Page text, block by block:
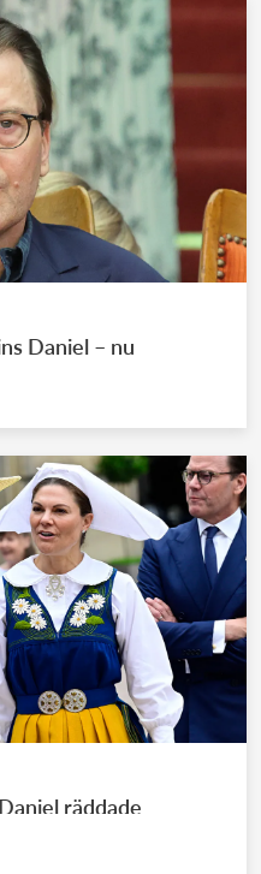
Daniel – nu
räddade